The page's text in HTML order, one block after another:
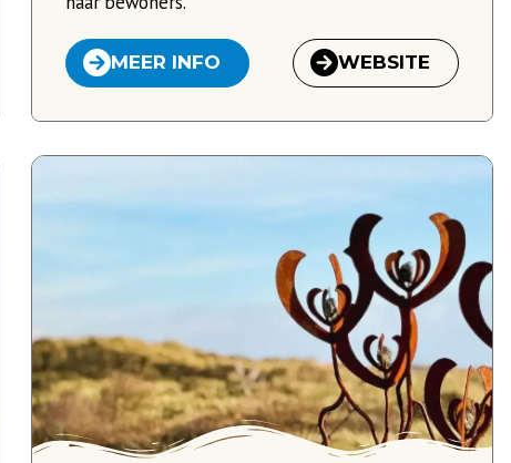
MEER INFO WEBSITE